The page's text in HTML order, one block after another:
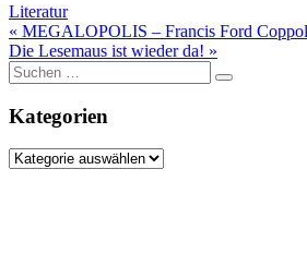
Literatur
Beitragsnavigation
« MEGALOPOLIS – Francis Ford
Die Lesemaus ist wieder da! »
Suche
nach:
Kategorien
Kategorien